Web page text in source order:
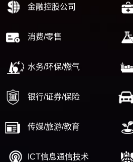
金融控股公司
消费/零售
水务/环保/燃气
银行/证券/保险
传媒/旅游/教育
ICT信息通信技术